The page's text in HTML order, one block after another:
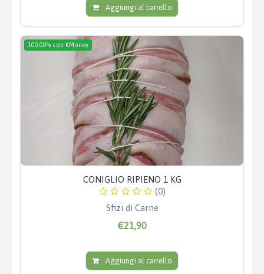
Aggiungi al carrello
100.00% con KMoney
CONIGLIO RIPIENO 1 KG
(0)
Sfizi di Carne
€21,90
Aggiungi al carrello